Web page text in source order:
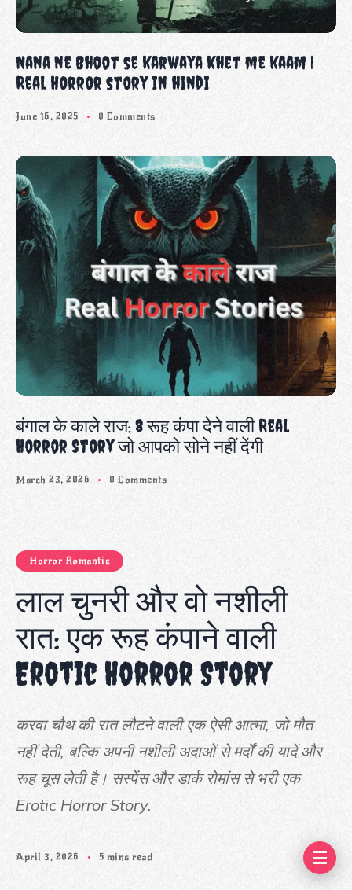
Nana ne Bhoot se karwaya khet me kaam |
Real Horror story in hindi
June 16, 2025 0 Comments
बंगाल के काले राज: 8 रूह कंपा देने वाली Real
Horror Story जो आपको सोने नहीं देंगी
March 23, 2026 0 Comments
Horror Romantic
लाल चुनरी और वो नशीली
रात: एक रूह कंपाने वाली
Erotic Horror Story
करवा चौथ की रात लौटने वाली एक ऐसी आत्मा, जो मौत
नहीं देती, बल्कि अपनी नशीली अदाओं से मर्दों की यादें और
रूह चूस लेती है। सस्पेंस और डार्क रोमांस से भरी एक
Erotic Horror Story.
April 3, 2026 5 mins read